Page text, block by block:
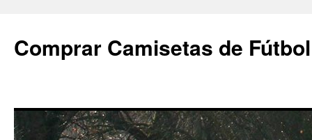
Comprar Camisetas de